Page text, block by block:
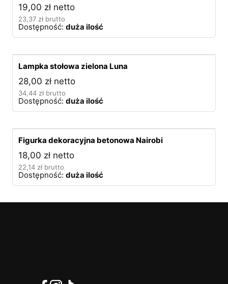
19,00 zł netto
23,37 zł brutto
Dostępność: duża ilość
Lampka stołowa zielona Luna
28,00 zł netto
34,44 zł brutto
Dostępność: duża ilość
Figurka dekoracyjna betonowa Nairobi
18,00 zł netto
22,14 zł brutto
Dostępność: duża ilość